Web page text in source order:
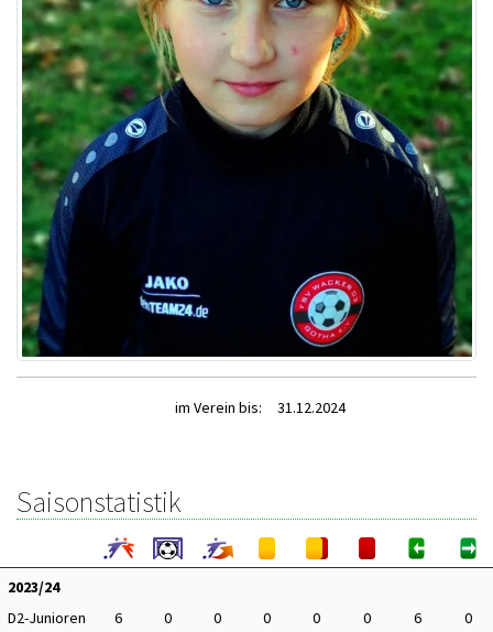
im Verein bis: 31.12.2024
Saisonstatistik
2023/24
D2-Junioren
6 0 0 0 0 0 6
0